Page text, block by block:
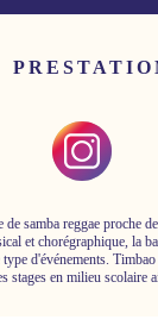
de samba reggae proche
et chorégraphique, la
d'événements.
stages en milieu scolaire